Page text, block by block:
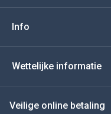
Türkçe
Info
Wettelijke informatie
Veilige online betaling